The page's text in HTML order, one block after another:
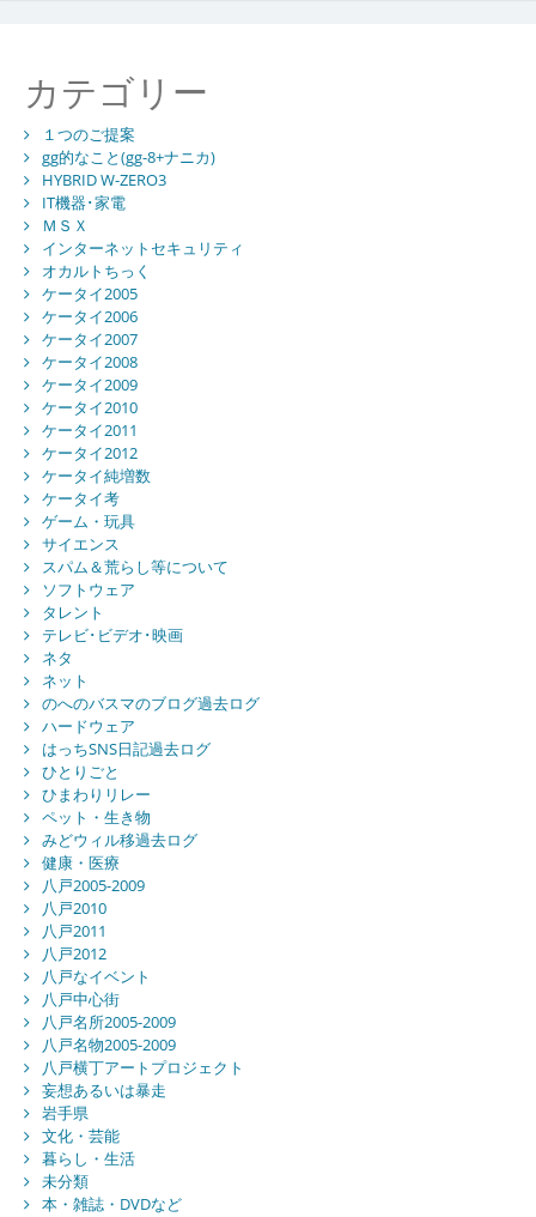
カテゴリー
１つのご提案
gg的なこと(gg-8+ナニカ)
HYBRID W-ZERO3
IT機器･家電
ＭＳＸ
インターネットセキュリティ
オカルトちっく
ケータイ2005
ケータイ2006
ケータイ2007
ケータイ2008
ケータイ2009
ケータイ2010
ケータイ2011
ケータイ2012
ケータイ純増数
ケータイ考
ゲーム・玩具
サイエンス
スパム＆荒らし等について
ソフトウェア
タレント
テレビ･ビデオ･映画
ネタ
ネット
のへのバスマのブログ過去ログ
ハードウェア
はっちSNS日記過去ログ
ひとりごと
ひまわりリレー
ペット・生き物
みどウィル移過去ログ
健康・医療
八戸2005-2009
八戸2010
八戸2011
八戸2012
八戸なイベント
八戸中心街
八戸名所2005-2009
八戸名物2005-2009
八戸横丁アートプロジェクト
妄想あるいは暴走
岩手県
文化・芸能
暮らし・生活
未分類
本・雑誌・DVDなど